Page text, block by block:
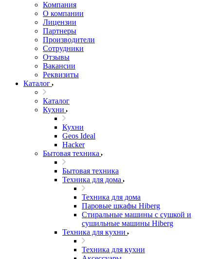
Компания
О компании
Лицензии
Партнеры
Производители
Сотрудники
Отзывы
Вакансии
Реквизиты
Каталог
Каталог
Кухни
Кухни
Geos Ideal
Hacker
Бытовая техника
Бытовая техника
Техника для дома
Техника для дома
Паровые шкафы Hiberg
Стиральные машины с сушкой и
сушильные машины Hiberg
Техника для кухни
Техника для кухни